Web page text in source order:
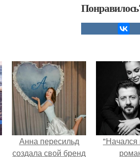
Анна пересильд
создала свой бренд